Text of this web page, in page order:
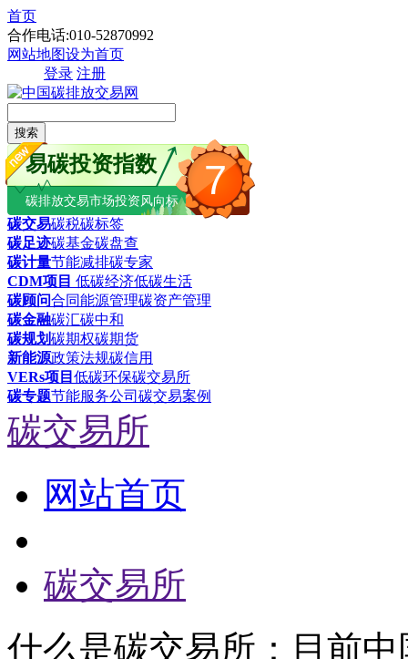
首页
合作电话:010-52870992
网站地图设为首页
登录 注册
搜索
7
易碳投资指数
碳排放交易市场投资风向标
碳交易碳税碳标签
碳足迹碳基金碳盘查
碳计量节能减排碳专家
CDM项目 低碳经济低碳生活
碳顾问合同能源管理碳资产管理
碳金融碳汇碳中和
碳规划碳期权碳期货
新能源政策法规碳信用
VERs项目 低碳环保碳交易所
碳专题节能服务公司 碳交易案例
碳交易所
网站首页
碳交易所
什么是碳交易所：目前